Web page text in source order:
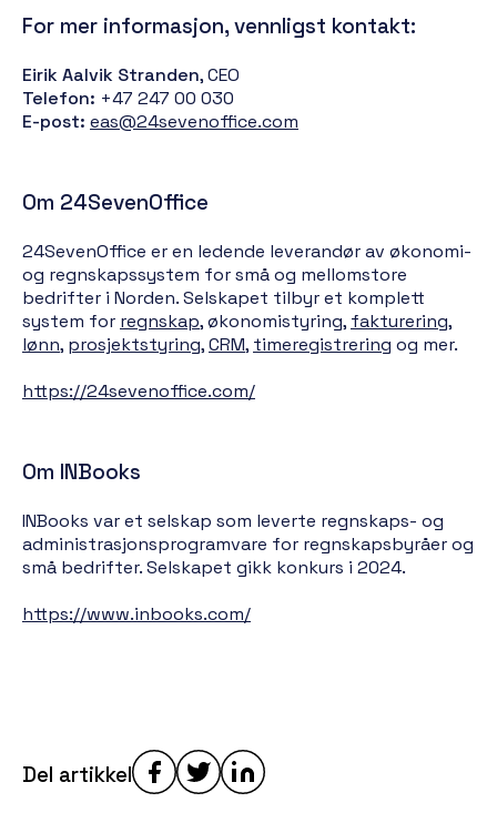
For mer informasjon, vennligst kontakt:
Eirik Aalvik Stranden, CEO
Telefon: +47 247 00 030
E-post: eas@24sevenoffice.com
Om 24SevenOffice
24SevenOffice er en ledende leverandør av økonomi-
og regnskapssystem for små og mellomstore
bedrifter i Norden. Selskapet tilbyr et komplett
system for regnskap, økonomistyring, fakturering,
lønn, prosjektstyring,CRM, timeregistrering og mer.
https://24sevenoffice.com/
Om INBooks
INBooks var et selskap som leverte regnskaps- og
administrasjonsprogramvare for regnskapsbyråer og
små bedrifter. Selskapet gikk konkurs i 2024.
https://www.inbooks.com/
Del artikkel